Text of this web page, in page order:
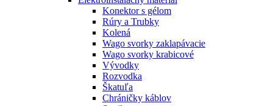
Konektor s gélom
Rúry a Trubky
Kolená
Wago svorky zaklapávacie
Wago svorky krabicové
Vývodky
Rozvodka
Škatuľa
Chráničky káblov